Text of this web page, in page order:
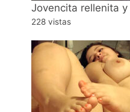
Jovencita rellenita
228 vistas